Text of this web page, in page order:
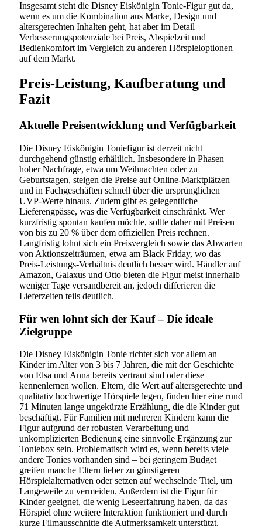
Insgesamt steht die Disney Eiskönigin Tonie-Figur gut da,
wenn es um die Kombination aus Marke, Design und
altersgerechten Inhalten geht, hat aber im Detail
Verbesserungspotenziale bei Preis, Abspielzeit und
Bedienkomfort im Vergleich zu anderen Hörspieloptionen
auf dem Markt.
Preis-Leistung, Kaufberatung und
Fazit
Aktuelle Preisentwicklung und Verfügbarkeit
Die Disney Eiskönigin Toniefigur ist derzeit nicht
durchgehend günstig erhältlich. Insbesondere in Phasen
hoher Nachfrage, etwa um Weihnachten oder zu
Geburtstagen, steigen die Preise auf Online-Marktplätzen
und in Fachgeschäften schnell über die ursprünglichen
UVP-Werte hinaus. Zudem gibt es gelegentliche
Lieferengpässe, was die Verfügbarkeit einschränkt. Wer
kurzfristig spontan kaufen möchte, sollte daher mit Preisen
von bis zu 20 % über dem offiziellen Preis rechnen.
Langfristig lohnt sich ein Preisvergleich sowie das Abwarten
von Aktionszeiträumen, etwa am Black Friday, wo das
Preis-Leistungs-Verhältnis deutlich besser wird. Händler auf
Amazon, Galaxus und Otto bieten die Figur meist innerhalb
weniger Tage versandbereit an, jedoch differieren die
Lieferzeiten teils deutlich.
Für wen lohnt sich der Kauf – Die ideale
Zielgruppe
Die Disney Eiskönigin Tonie richtet sich vor allem an
Kinder im Alter von 3 bis 7 Jahren, die mit der Geschichte
von Elsa und Anna bereits vertraut sind oder diese
kennenlernen wollen. Eltern, die Wert auf altersgerechte und
qualitativ hochwertige Hörspiele legen, finden hier eine rund
71 Minuten lange ungekürzte Erzählung, die die Kinder gut
beschäftigt. Für Familien mit mehreren Kindern kann die
Figur aufgrund der robusten Verarbeitung und
unkomplizierten Bedienung eine sinnvolle Ergänzung zur
Toniebox sein. Problematisch wird es, wenn bereits viele
andere Tonies vorhanden sind – bei geringem Budget
greifen manche Eltern lieber zu günstigeren
Hörspielalternativen oder setzen auf wechselnde Titel, um
Langeweile zu vermeiden. Außerdem ist die Figur für
Kinder geeignet, die wenig Leseerfahrung haben, da das
Hörspiel ohne weitere Interaktion funktioniert und durch
kurze Filmausschnitte die Aufmerksamkeit unterstützt.